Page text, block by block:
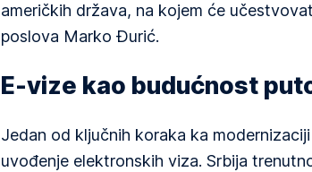
američkih država, na kojem će
poslova Marko Đurić.
E-vize kao budućnost
Jedan od ključnih koraka ka
uvođenje elektronskih viza. Srbija